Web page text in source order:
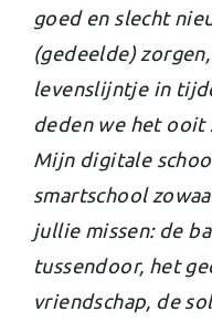
goed en slecht
(gedeelde)
levenslijntje in
deden we het ooit
Mijn digitale
smartschool
jullie missen: de
tussendoor, het
vriendschap, de